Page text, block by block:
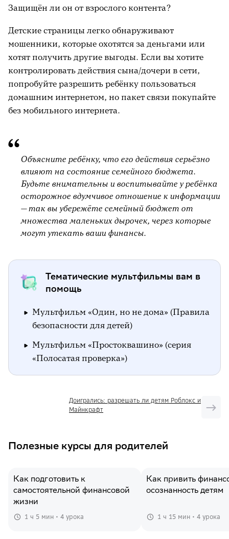
Защищён ли он от взрослого контента?
Детские страницы легко обнаруживают
мошенники, которые охотятся за деньгами или
хотят получить другие выгоды. Если вы хотите
контролировать действия сына/дочери в сети,
попробуйте разрешить ребёнку пользоваться
домашним интернетом, но пакет связи покупайте
без мобильного интернета.
Объясните ребёнку, что его действия серьёзно
влияют на состояние семейного бюджета.
Будьте внимательны и воспитывайте у ребёнка
осторожное вдумчивое отношение к информации
— так вы убережёте семейный бюджет от
множества маленьких дырочек, через которые
могут утекать ваши финансы.
Тематические мультфильмы вам в
помощь
Мультфильм «Один, но не дома» (Правила
безопасности для детей)
Мультфильм «Простоквашино» (серия
«Полосатая проверка»)
Доигрались: разрешать ли детям Роблокс и
Майнкрафт
Полезные курсы для родителей
Как подготовить к
самостоятельной финансовой
жизни
1 ч 5 мин • 4 урока
Как привить
осознанность детям
1 ч 15 мин • 4 урока